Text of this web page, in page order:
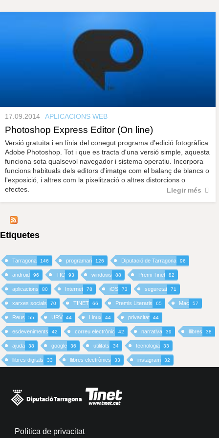
17.09.2014 APLICACIONS WEB
Photoshop Express Editor (On line)
Versió gratuïta i en línia del conegut programa d'edició fotogràfica
Adobe Photoshop. Tot i que es tracta d'una versió simple, aquesta
funciona sota qualsevol navegador i sistema operatiu. Incorpora
funcions habituals dels editors d'imatge com el balanç de blancs o
l'exposició, i altres com la pixelització o altres distorcions o
efectes.
Llegir més
Etiquetes
Tarragona 146 programari 126 Diputació de Tarragona 96
android 96 TIC 93 windows 88 Premi Tinet 82
aplicacions 80 Internet 78 iOS 73 seguretat 71
xarxes socials 70 TINET 66 Premis Literaris 65 Mac 57
Reus 55 URV 44 Linux 44 privacitat 44
esdeveniments 42 correu electrònic 42 narrativa 39 llibres 38
ajuda 38 google 36 utilitats 34 tecnologia 33
llibres digitals 33 llibres electrònics 33 instagram 32
Política de privacitat